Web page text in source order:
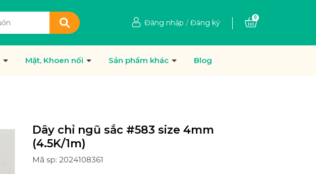
Đăng nhập / Đăng ký
0
Mặt, Khoen nối Sản phẩm khác Blog
Dây chỉ ngũ sắc #583 size 4mm
(4.5K/1m)
Mã sp: 2024108361